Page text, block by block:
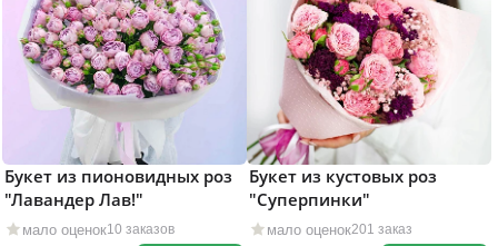
мало оценок10 заказов
Букет из пионовидных роз
"Лавандер Лав!"
мало оценок201 заказ
Букет из кустовых роз
"Суперпинки"